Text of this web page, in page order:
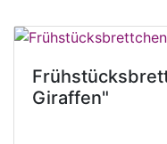
Giraffen"